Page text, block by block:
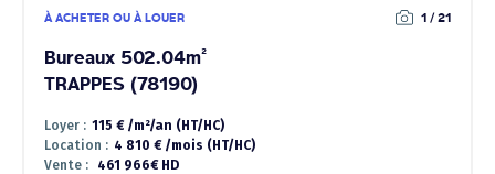
À ACHETER OU À LOUER 1 / 21
Bureaux 502.04m²
TRAPPES (78190)
Loyer : 115 € /m²/an (HT/HC)
Location : 4 810 € /mois (HT/HC)
Vente :
461 966€ HD